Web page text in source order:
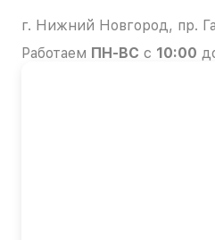
г. Нижний Новгород, пр.
Работаем ПН-ВС с 10:00